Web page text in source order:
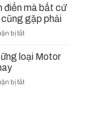
nhà
phân
tại
Nam
cửa
cuốn
và
bộ
khiển
điển mà bất cứ
gặp phải
bị tắtở
lỗi
siêu
điển
loại Motor
bị tắtở